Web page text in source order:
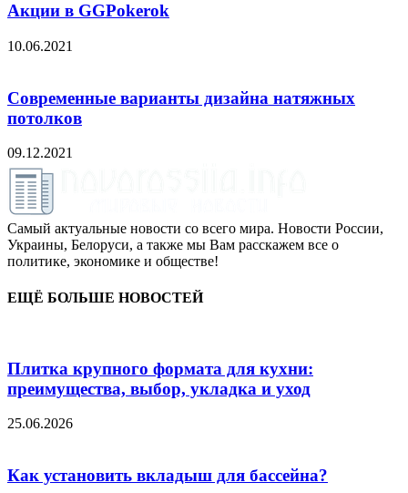
Акции в GGPokerok
10.06.2021
Современные варианты дизайна натяжных
потолков
09.12.2021
Самый актуальные новости со всего мира. Новости России,
Украины, Белоруси, а также мы Вам расскажем все о
политике, экономике и обществе!
ЕЩЁ БОЛЬШЕ НОВОСТЕЙ
Плитка крупного формата для кухни:
преимущества, выбор, укладка и уход
25.06.2026
Как установить вкладыш для бассейна?